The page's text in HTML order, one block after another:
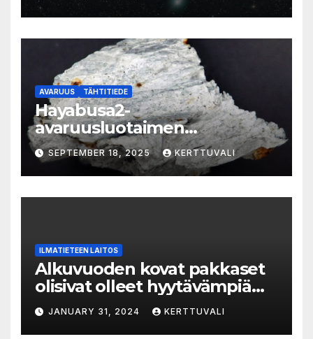
AVARUUS TÄHTITIEDE
Hayabusa2-
avaruusluotaimen
kohdeasteroidi 1998 KY26 on
pieni, valkoinen, nopeasti
pyörivä kallionlohkare
SEPTEMBER 18, 2025 KERTTUVALI
ILMATIETEEN LAITOS
Alkuvuoden kovat pakkaset
olisivat olleet hyytävämpiä
ilman ihmisten aiheuttamaa
ilmastonmuutosta
JANUARY 31, 2024 KERTTUVALI